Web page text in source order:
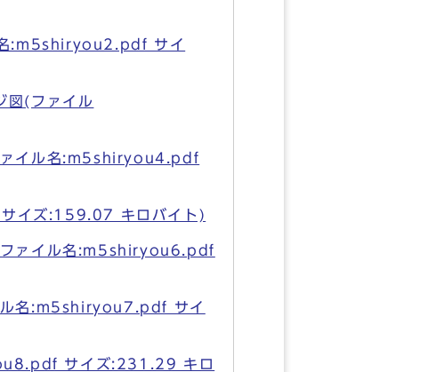
名:m5shiryou2.pdf サイ
図(ファイル
ァイル名:m5shiryou4.pdf
イズ:159.07 キロバイト)
(ファイル名:m5shiryou6.pdf
ル名:m5shiryou7.pdf サイ
サイズ:231.29 キロ